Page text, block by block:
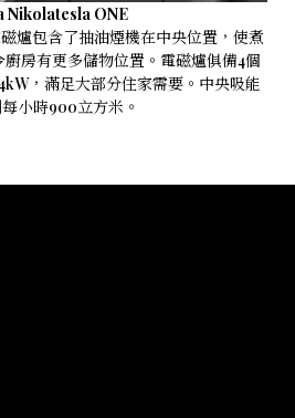
Nikolatesla ONE
爐包含了抽油煙機在中央位置，使煮
房有更多儲物位置。電磁爐俱備4個
，滿足大部分住家需要。中央吸能
小時900立方米。